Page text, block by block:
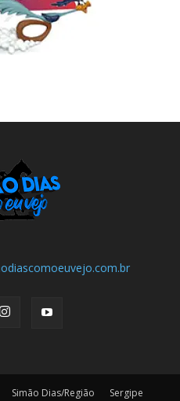
Simão Dias/Região Sergipe